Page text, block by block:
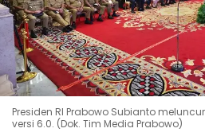
Presiden RI Prabowo Subianto
versi 6.0. (Dok. Tim Media Prabowo)